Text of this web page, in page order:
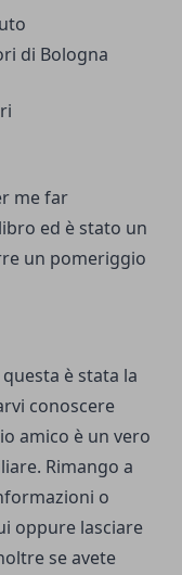
di Bologna
me far
ed è stato un
un pomeriggio
è stata la
conoscere
amico è un vero
Rimango a
o
oppure lasciare
se avete